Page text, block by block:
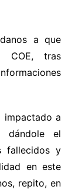
a que
COE, tras
impactado a
dándole el
fallecidos y
en este
repito, en